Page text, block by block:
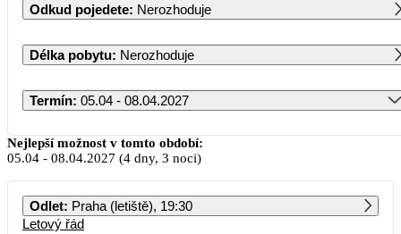
Odkud pojedete: Nerozhoduje
Délka pobytu: Nerozhoduje
Termín: 05.04 - 08.04.2027
Duben 2027
PO ÚT ST ČT PÁ SO NE
Nejlepší možnost v tomto období:
05.04 - 08.04.2027 (4 dny, 3 noci)
Odlet: Praha (letiště), 19:30
Letový řád